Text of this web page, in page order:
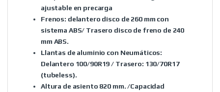
ajustable en precarga
Frenos: delantero disco de 260 mm con
sistema ABS/ Trasero disco de freno de 240
mm ABS.
Llantas de aluminio con Neumáticos:
Delantero 100/90R19 / Trasero: 130/70R17
(tubeless).
Altura de asiento 820 mm. /Capacidad